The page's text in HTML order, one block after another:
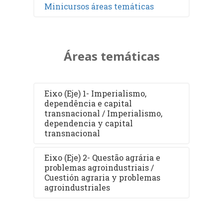
Minicursos áreas temáticas
Áreas temáticas
Eixo (Eje) 1- Imperialismo,
dependência e capital
transnacional / Imperialismo,
dependencia y capital
transnacional
Eixo (Eje) 2- Questão agrária e
problemas agroindustriais /
Cuestión agraria y problemas
agroindustriales